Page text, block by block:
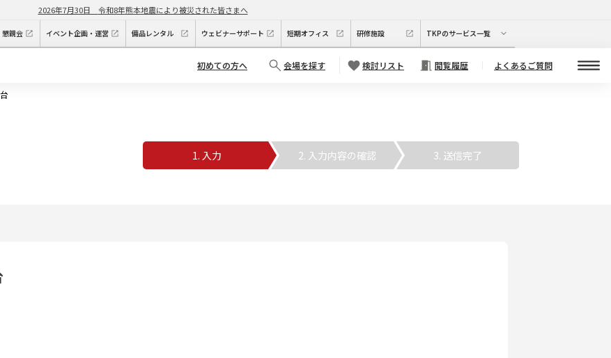
2026年7月30日 令和8年熊本地震により被災された皆さまへ
懇親会 イベント企画・運営 備品レンタル ウェビナーサポート 短期オフィス 研修施設 TKPのサービス一覧
初めての方へ 会場を探す 検討リスト 閲覧履歴 よくあるご質問
1. 入力 2. 入力内容の確認 3. 送信完了